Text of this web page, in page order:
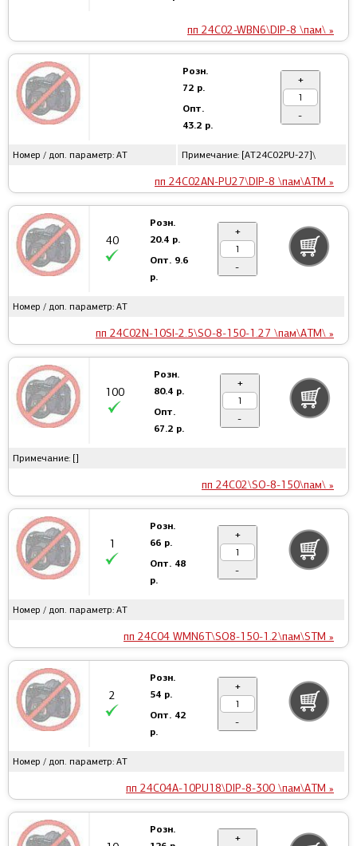
пп 24C02-WBN6\DIP-8 \пам\ »
Номер / доп. параметр: AT Примечание: [AT24C02PU-27]\
пп 24C02AN-PU27\DIP-8 \пам\ATM »
Розн.
72 р.
Опт.
43.2 р.
+
-
Номер / доп. параметр: AT
пп 24C02N-10SI-2.5\SO-8-150-1.27 \пам\ATM\ »
40
Розн.
20.4 р.
Опт. 9.6
р.
+
-
Примечание: []
пп 24C02\SO-8-150\пам\ »
100
Розн.
80.4 р.
Опт.
67.2 р.
+
-
Номер / доп. параметр: AT
пп 24C04 WMN6T\SO8-150-1.2\пам\STM »
1
Розн.
66 р.
Опт. 48
р.
+
-
Номер / доп. параметр: AT
пп 24C04A-10PU18\DIP-8-300 \пам\ATM »
2
Розн.
54 р.
Опт. 42
р.
+
-
Розн.
+